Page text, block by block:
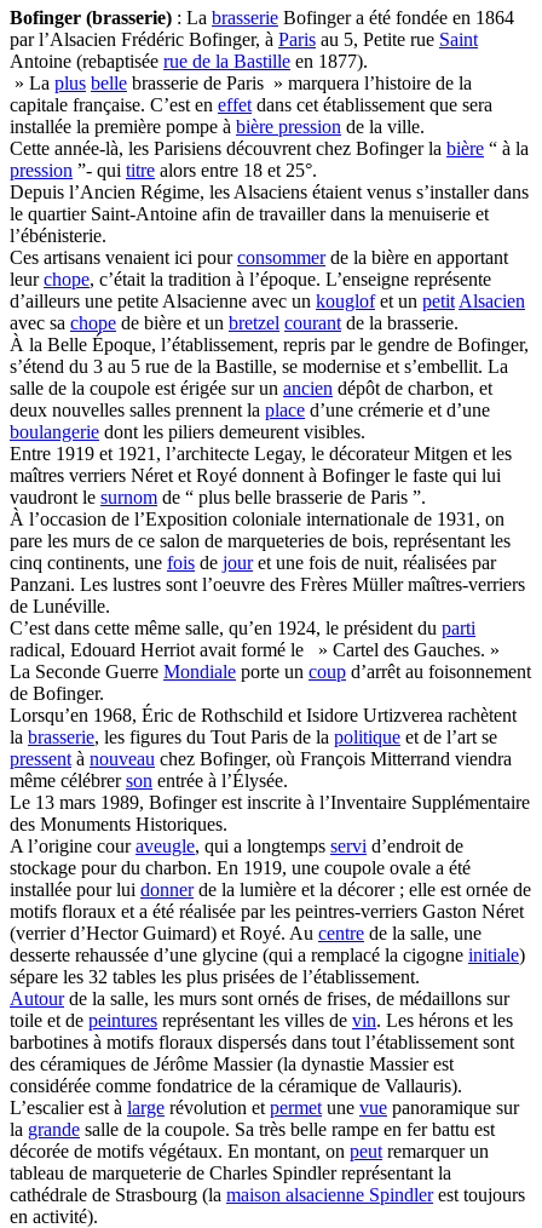
Bofinger (brasserie) : La brasserie Bofinger a été fondée en 1864
par l’Alsacien Frédéric Bofinger, à Paris au 5, Petite rue Saint
Antoine (rebaptisée rue de la Bastille en 1877).
» La plus belle brasserie de Paris » marquera l’histoire de la
capitale française. C’est en effet dans cet établissement que sera
installée la première pompe à bière pression de la ville.
Cette année-là, les Parisiens découvrent chez Bofinger la bière “ à la
pression ”- qui titre alors entre 18 et 25°.
Depuis l’Ancien Régime, les Alsaciens étaient venus s’installer dans
le quartier Saint-Antoine afin de travailler dans la menuiserie et
l’ébénisterie.
Ces artisans venaient ici pourconsommerde la bière en apportant
leurchope, c’était la tradition à l’époque. L’enseigne représente
d’ailleurs une petite Alsacienne avec un kouglofet un petit Alsacien
avec sa chope de bière et un bretzel courant de la brasserie.
À la Belle Époque, l’établissement, repris par le gendre de Bofinger,
s’étend du 3 au 5 rue de la Bastille, se modernise et s’embellit. La
salle de la coupole est érigée sur un ancien dépôt de charbon, et
deux nouvelles salles prennent la place d’une crémerie et d’une
boulangerie dont les piliers demeurent visibles.
Entre 1919 et 1921, l’architecte Legay, le décorateur Mitgen et les
maîtres verriers Néret et Royé donnent à Bofinger le faste qui lui
vaudront le surnom de “ plus belle brasserie de Paris ”.
À l’occasion de l’Exposition coloniale internationale de 1931, on
pare les murs de ce salon de marqueteries de bois, représentant les
cinq continents, une fois de jouret une fois de nuit, réalisées par
Panzani. Les lustres sont l’oeuvre des Frères Müller maîtres-verriers
de Lunéville.
C’est dans cette même salle, qu’en 1924, le président du parti
radical, Edouard Herriot avait formé le » Cartel des Gauches. »
La Seconde Guerre Mondiale porte un coup d’arrêt au foisonnement
de Bofinger.
Lorsqu’en 1968, Éric de Rothschild et Isidore Urtizverea rachètent
la brasserie, les figures du Tout Paris de la politique et de l’art se
pressent à nouveau chez Bofinger, où François Mitterrand viendra
même célébrerson entrée à l’Élysée.
Le 13 mars 1989, Bofinger est inscrite à l’Inventaire Supplémentaire
des Monuments Historiques.
A l’origine couraveugle, qui a longtemps servi d’endroit de
stockage pour du charbon. En 1919, une coupole ovale a été
installée pour lui donnerde la lumière et la décorer ; elle est ornée de
motifs floraux et a été réalisée par les peintres-verriers Gaston Néret
(verrier d’Hector Guimard) et Royé. Au centre de la salle, une
desserte rehaussée d’une glycine (qui a remplacé la cigogne initiale)
sépare les 32 tables les plus prisées de l’établissement.
Autourde la salle, les murs sont ornés de frises, de médaillons sur
toile et de peintures représentant les villes de vin. Les hérons et les
barbotines à motifs floraux dispersés dans tout l’établissement sont
des céramiques de Jérôme Massier (la dynastie Massier est
considérée comme fondatrice de la céramique de Vallauris).
L’escalier est à large révolution et permet une vue panoramique sur
la grande salle de la coupole. Sa très belle rampe en fer battu est
décorée de motifs végétaux. En montant, on peut remarquer un
tableau de marqueterie de Charles Spindler représentant la
cathédrale de Strasbourg (la maison alsacienne Spindlerest toujours
en activité).